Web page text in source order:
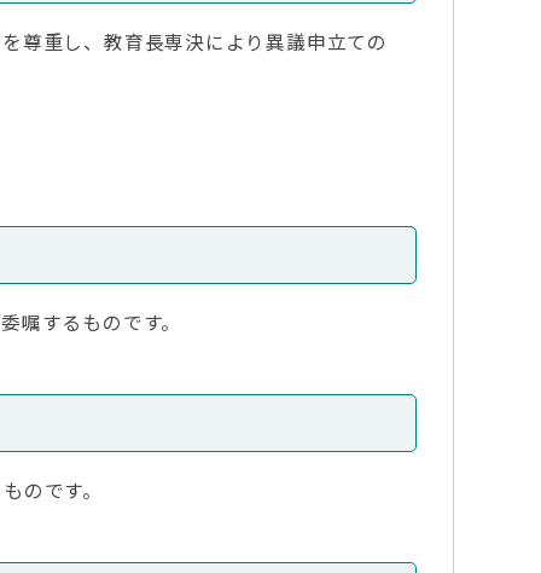
尊重し、教育長専決により異議申立ての
嘱するものです。
のです。